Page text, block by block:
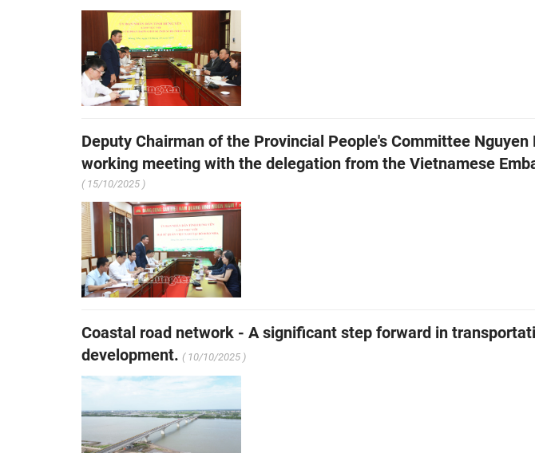
Deputy Chairman of the Provincial People's Committee Nguyen
working meeting with the delegation from the Vietnamese
( 15/10/2025 )
Coastal road network - A significant step forward in
development. ( 10/10/2025 )